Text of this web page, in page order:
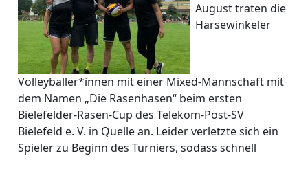
August traten die
Harsewinkeler
Volleyballer*innen mit einer Mixed-Mannschaft mit
dem Namen „Die Rasenhasen“ beim ersten
Bielefelder-Rasen-Cup des Telekom-Post-SV
Bielefeld e. V. in Quelle an. Leider verletzte sich ein
Spieler zu Beginn des Turniers, sodass schnell